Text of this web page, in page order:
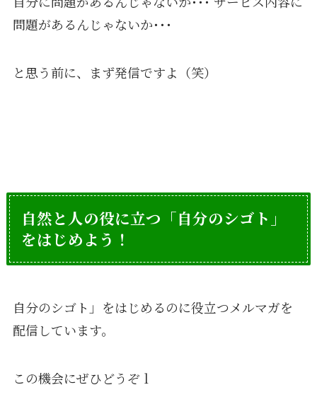
問題があるんじゃないか･･･
と思う前に、まず発信ですよ（笑）
自然と人の役に立つ「自分のシゴト」
をはじめよう！
自分のシゴト」をはじめるのに役立つメルマガを
配信しています。
この機会にぜひどうぞｌ